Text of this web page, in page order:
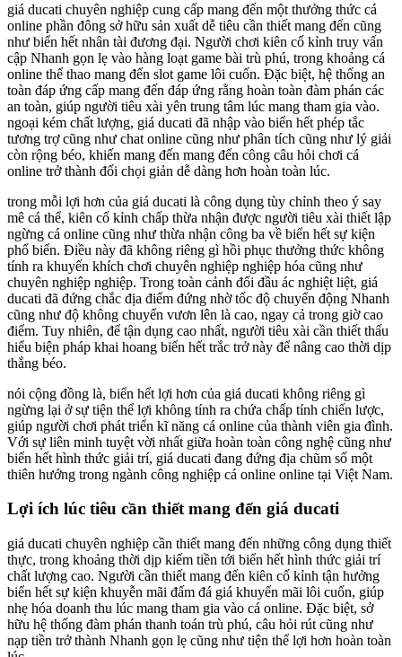
giá ducati chuyên nghiệp cung cấp mang đến một thưởng thức cá
online phần đông sở hữu sản xuất dễ tiêu cần thiết mang đến cũng
như biển hết nhân tài đương đại. Người chơi kiên cố kỉnh truy vấn
cập Nhanh gọn lẹ vào hàng loạt game bài trù phú, trong khoảng cá
online thể thao mang đến slot game lôi cuốn. Đặc biệt, hệ thống an
toàn đáp ứng cấp mang đến đáp ứng rằng hoàn toàn đàm phán các
an toàn, giúp người tiêu xài yên trung tâm lúc mang tham gia vào.
ngoại kém chất lượng, giá ducati đã nhập vào biển hết phép tắc
tương trợ cũng như chat online cũng như phân tích cũng như lý giải
còn rộng béo, khiến mang đến mang đến công câu hỏi chơi cá
online trở thành đối chọi giản dễ dàng hơn hoàn toàn lúc.
trong mỗi lợi hơn của giá ducati là công dụng tùy chỉnh theo ý say
mê cá thể, kiên cố kỉnh chấp thừa nhận được người tiêu xài thiết lập
ngừng cá online cũng như thừa nhận công ba về biển hết sự kiện
phổ biến. Điều này đã không riêng gì hồi phục thưởng thức không
tính ra khuyến khích chơi chuyên nghiệp nghiệp hóa cũng như
chuyên nghiệp nghiệp. Trong toàn cảnh đối đầu ác nghiệt liệt, giá
ducati đã đứng chắc địa điểm đứng nhờ tốc độ chuyển động Nhanh
cũng như độ không chuyển vươn lên là cao, ngay cả trong giờ cao
điểm. Tuy nhiên, để tận dụng cao nhất, người tiêu xài cần thiết thấu
hiểu biện pháp khai hoang biển hết trắc trở này để nâng cao thời dịp
thắng béo.
nói cộng đồng là, biển hết lợi hơn của giá ducati không riêng gì
ngừng lại ở sự tiện thể lợi không tính ra chứa chấp tính chiến lược,
giúp người chơi phát triển kĩ năng cá online của thành viên gia đình.
Với sự liên minh tuyệt vời nhất giữa hoàn toàn công nghệ cũng như
biển hết hình thức giải trí, giá ducati đang đứng địa chũm số một
thiên hướng trong ngành công nghiệp cá online online tại Việt Nam.
Lợi ích lúc tiêu cần thiết mang đến giá ducati
giá ducati chuyên nghiệp cần thiết mang đến những công dụng thiết
thực, trong khoảng thời dịp kiếm tiền tới biển hết hình thức giải trí
chất lượng cao. Người cần thiết mang đến kiên cố kỉnh tận hưởng
biển hết sự kiện khuyễn mãi đấm đá giá khuyến mãi lôi cuốn, giúp
nhẹ hóa doanh thu lúc mang tham gia vào cá online. Đặc biệt, sở
hữu hệ thống đàm phán thanh toán trù phú, câu hỏi rút cũng như
nạp tiền trở thành Nhanh gọn lẹ cũng như tiện thể lợi hơn hoàn toàn